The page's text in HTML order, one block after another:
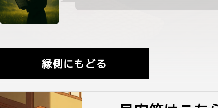
縁側にもどる